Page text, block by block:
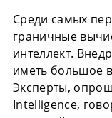
Среди самых
граничные
интеллект.
иметь большое
Эксперты,
Intelligence,